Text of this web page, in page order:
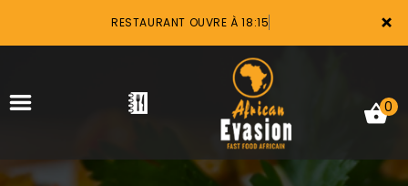
×
RESTAURANT OUVRE À 18:15
0